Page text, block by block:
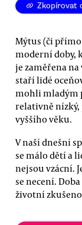
Zkopírovat
Mýtus (či
moderní doby,
je zaměřena
staří lidé
mohli mladým
relativně
vyššího věku.
V naší dnešní
se málo dětí a
nejsou vzácní.
se necení.
životní